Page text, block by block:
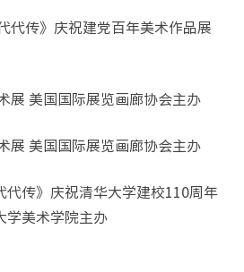
代传》庆祝建党百年美术作品展
展 美国国际展览画廊协会主办
展 美国国际展览画廊协会主办
代传》庆祝清华大学建校110周年
学美术学院主办